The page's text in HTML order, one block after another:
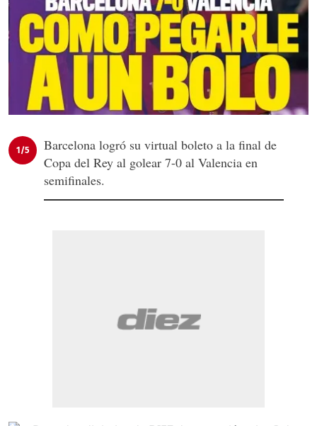
1/5
Barcelona logró su virtual boleto a la final de
Copa del Rey al golear 7-0 al Valencia en
semifinales.